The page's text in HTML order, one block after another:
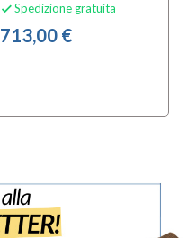
 Spedizione gratuita
713,00 €